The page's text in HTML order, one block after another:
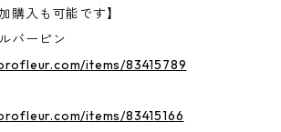
購入も可能です】
バーピン
items/83415789
items/83415166